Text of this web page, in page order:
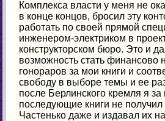
Комплекса власти у меня не
в конце концов, бросил эту
работать по своей прямой
инженером-электриком в
конструкторском бюро. Это и
возможность стать финансово
гонораров за мои книги и
свободу в выборе темы и ее
после Берлинского кремля я за
последующие книги не получил
Частенько даже и издавал их